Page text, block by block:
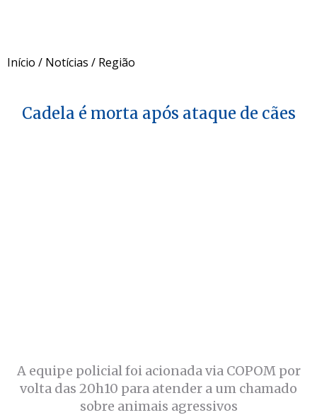
Início / Notícias / Região
Cadela é morta após ataque de cães
A equipe policial foi acionada via COPOM por
volta das 20h10 para atender a um chamado
sobre animais agressivos